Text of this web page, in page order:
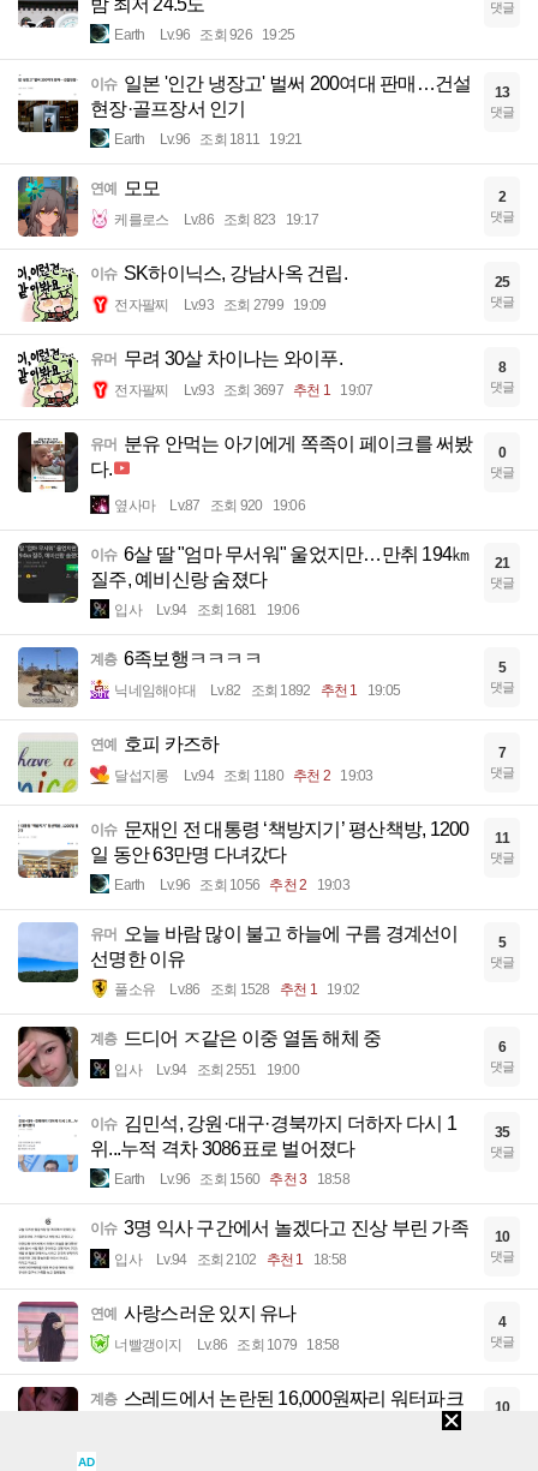
Earth Lv.96 조회 926 19:25
댓글
이슈 일본 '인간 냉장고' 벌써 200여대 판매…건설
현장·골프장서 인기
Earth Lv.96 조회 1811 19:21
13
댓글
연예 모모
케를로스 Lv.86 조회 823 19:17
2
댓글
이슈 SK하이닉스, 강남사옥 건립.
전자팔찌 Lv.93 조회 2799 19:09
25
댓글
유머 무려 30살 차이나는 와이푸.
전자팔찌 Lv.93 조회 3697 추천 1 19:07
8
댓글
유머 분유 안먹는 아기에게 쪽족이 페이크를 써봤
다.
옆사마 Lv.87 조회 920 19:06
0
댓글
이슈 6살 딸 "엄마 무서워" 울었지만…만취 194㎞
질주, 예비신랑 숨졌다
입사 Lv.94 조회 1681 19:06
21
댓글
계층 6족보행ㅋㅋㅋㅋ
닉네임해야대 Lv.82 조회 1892 추천 1 19:05
5
댓글
연예 호피 카즈하
달섭지롱 Lv.94 조회 1180 추천 2 19:03
7
댓글
이슈 문재인 전 대통령 ‘책방지기’ 평산책방, 1200
일 동안 63만명 다녀갔다
Earth Lv.96 조회 1056 추천 2 19:03
11
댓글
유머 오늘 바람 많이 불고 하늘에 구름 경계선이
선명한 이유
풀소유 Lv.86 조회 1528 추천 1 19:02
5
댓글
계층 드디어 ㅈ같은 이중 열돔 해체 중
입사 Lv.94 조회 2551 19:00
6
댓글
이슈 김민석, 강원·대구·경북까지 더하자 다시 1
위...누적 격차 3086표로 벌어졌다
Earth Lv.96 조회 1560 추천 3 18:58
35
댓글
이슈 3명 익사 구간에서 놀겠다고 진상 부린 가족
입사 Lv.94 조회 2102 추천 1 18:58
10
댓글
연예 사랑스러운 있지 유나
너빨갱이지 Lv.86 조회 1079 18:58
4
댓글
계층 스레드에서 논란된 16,000원짜리 워터파크
10
AD